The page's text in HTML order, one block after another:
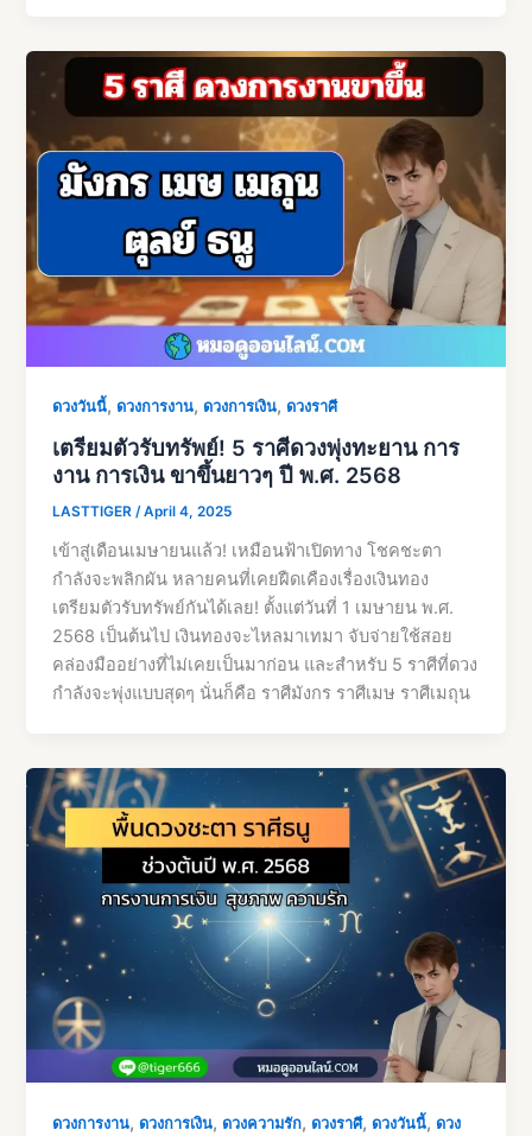
ดวงวันนี้,ดวงการงาน,ดวงการเงิน,ดวงราศี
เตรียมตัวรับทรัพย์! 5 ราศีดวงพุ่งทะยาน การ
งาน การเงิน ขาขึ้นยาวๆ ปี พ.ศ. 2568
LASTTIGER/April 4, 2025
เข้าสู่เดือนเมษายนแล้ว! เหมือนฟ้าเปิดทาง โชคชะตา
กำลังจะพลิกผัน หลายคนที่เคยฝืดเคืองเรื่องเงินทอง
เตรียมตัวรับทรัพย์กันได้เลย! ตั้งแต่วันที่ 1 เมษายน พ.ศ.
2568 เป็นต้นไป เงินทองจะไหลมาเทมา จับจ่ายใช้สอย
คล่องมืออย่างที่ไม่เคยเป็นมาก่อน และสำหรับ 5 ราศีที่ดวง
กำลังจะพุ่งแบบสุดๆ นั่นก็คือ ราศีมังกร ราศีเมษ ราศีเมถุน
ดวงการงาน,ดวงการเงิน,ดวงความรัก,ดวงราศี,ดวงวันนี้,ดวง